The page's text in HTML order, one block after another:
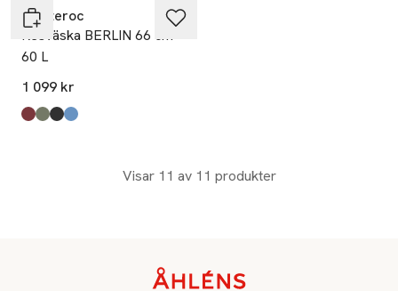
Monteroc
Resväska BERLIN 66 cm
60 L
1 099 kr
Produkten finns i färgerna:
Red,
Khaki,
Black,
Blue,
Visar 11 av 11 produkter